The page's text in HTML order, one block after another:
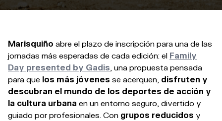
Marisquiño abre el plazo de inscripción para una de las
jornadas más esperadas de cada edición: el Family
Day presented by Gadis , una propuesta pensada
para que los más jóvenes se acerquen, disfruten y
descubran el mundo de los deportes de acción y
la cultura urbana en un entorno seguro, divertido y
guiado por profesionales. Con grupos reducidos y